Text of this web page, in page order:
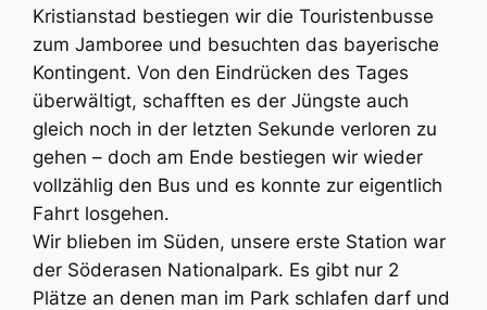
Kristianstad bestiegen wir die Touristenbusse
zum Jamboree und besuchten das bayerische
Kontingent. Von den Eindrücken des Tages
überwältigt, schafften es der Jüngste auch
gleich noch in der letzten Sekunde verloren zu
gehen – doch am Ende bestiegen wir wieder
vollzählig den Bus und es konnte zur eigentlich
Fahrt losgehen.
Wir blieben im Süden, unsere erste Station war
der Söderasen Nationalpark. Es gibt nur 2
Plätze an denen man im Park schlafen darf und